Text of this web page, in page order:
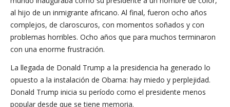
al hijo de un inmigrante africano. Al final, fueron ocho años
complejos, de claroscuros, con momentos soñados y con
problemas horribles. Ocho años que para muchos terminaron
con una enorme frustración.
La llegada de Donald Trump a la presidencia ha generado lo
opuesto a la instalación de Obama: hay miedo y perplejidad.
Donald Trump inicia su período como el presidente menos
popular desde que se tiene memoria.